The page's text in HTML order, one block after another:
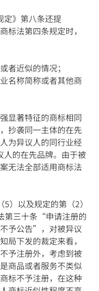
定》第八条还提
标法第四条规定时，
者近似的情况；
名称简称或者其他商
显著特征的商标相同
抄袭同一主体的在先
为异议人的同行业经
人的在先品牌。由于被
无法全部适用商标法
5）以及规定的第（2）
第三十条 “申请注册的
予公告” ，对被异议
局下发的裁定来看，
予注册外，考虑到被
商品或者服务不类似
标不予注册，在这种